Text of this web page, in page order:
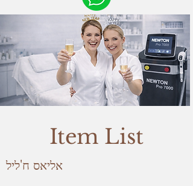
Item List
אליאס ח'ליל